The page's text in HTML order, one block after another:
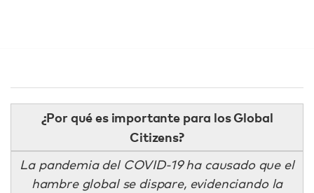
¿Por qué es importante para los Global
Citizens?
La pandemia del COVID-19 ha causado que el
hambre global se dispare, evidenciando la